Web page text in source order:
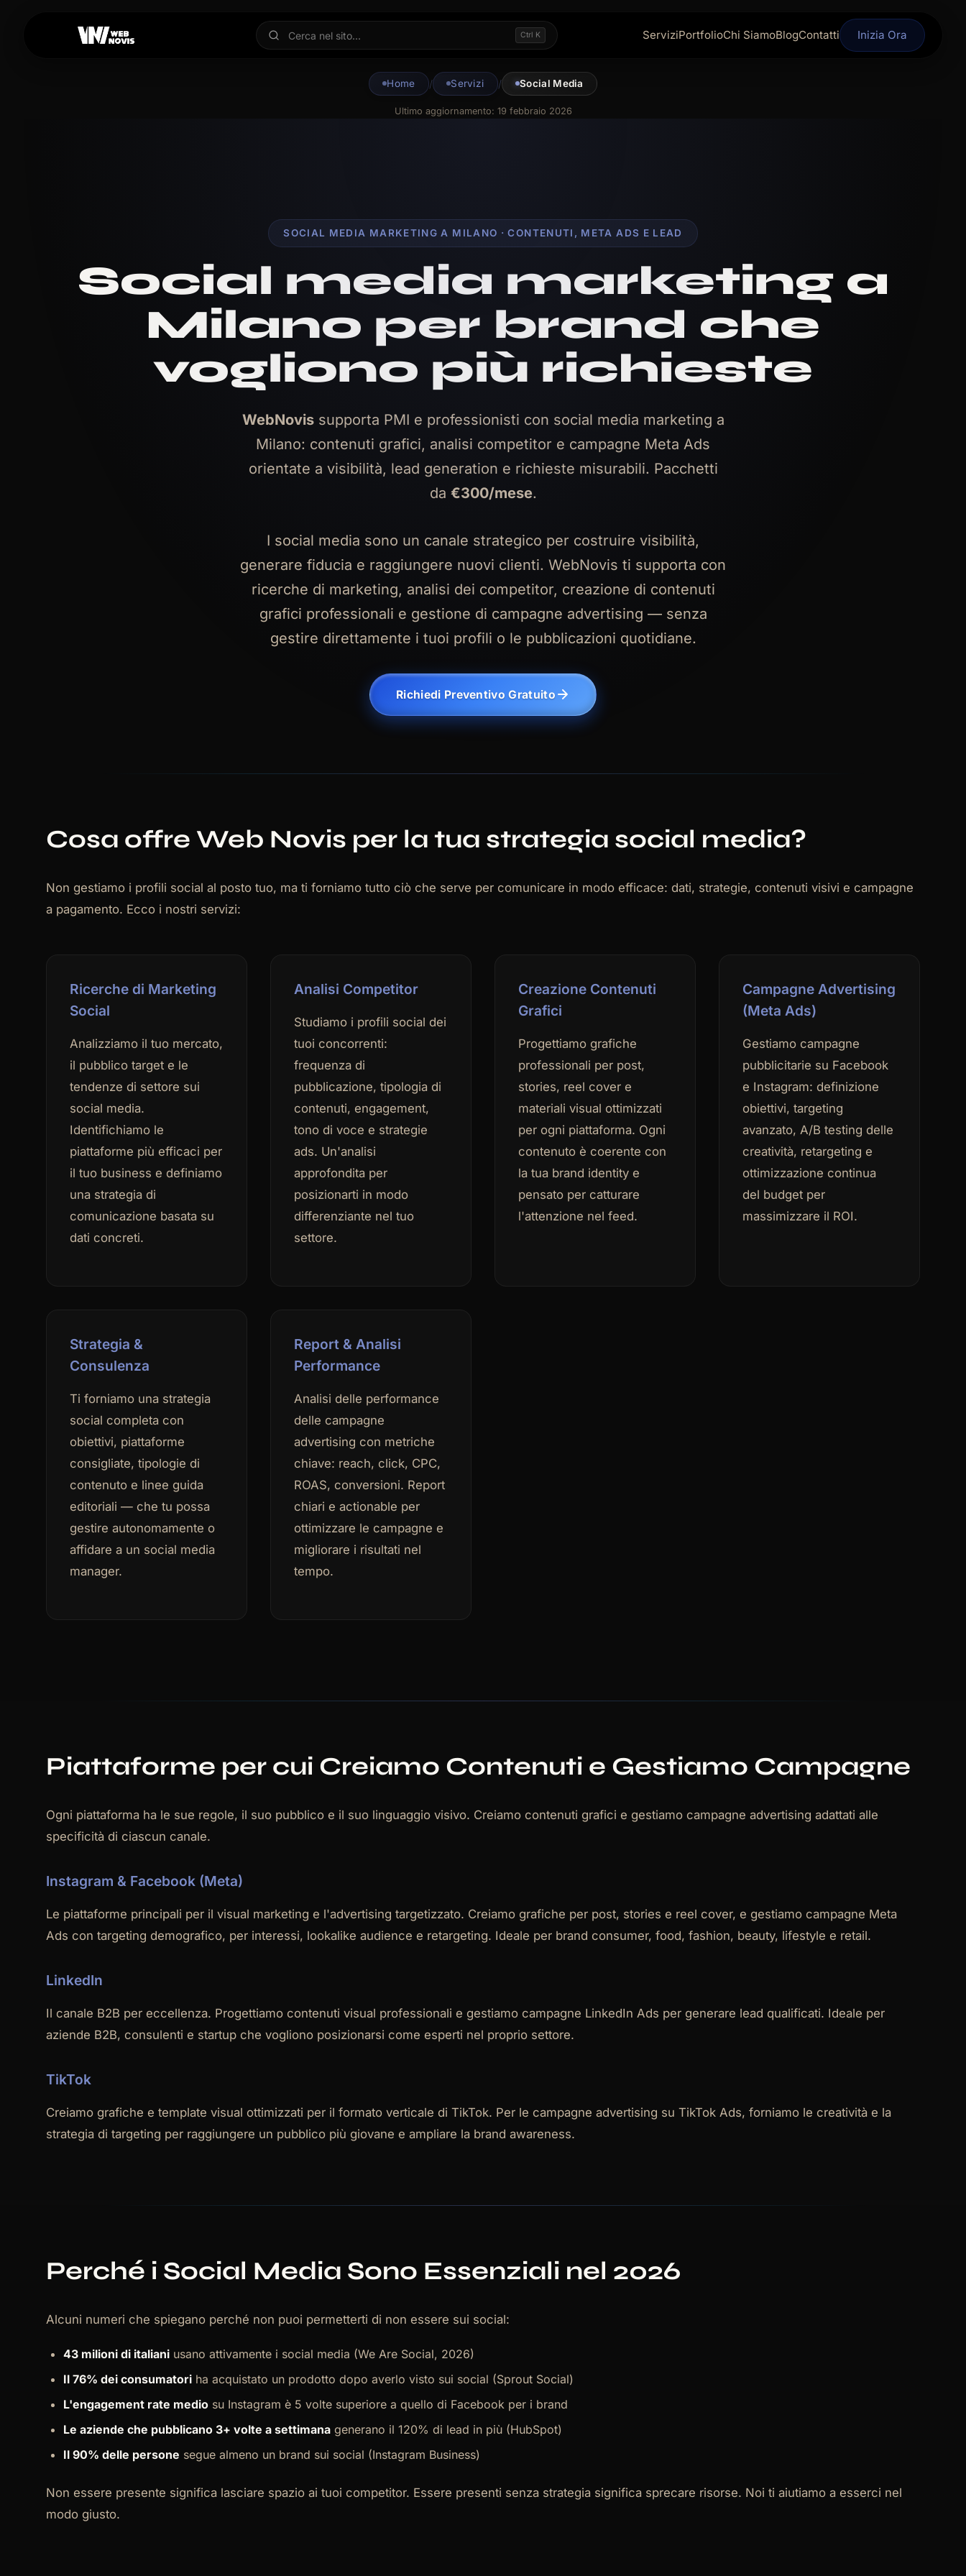
Ctrl K ServiziPortfolioChi SiamoBlogContatti Inizia Ora
Home / Servizi / Social Media
Ultimo aggiornamento: 19 febbraio 2026
SOCIAL MEDIA MARKETING A MILANO · CONTENUTI, META ADS E LEAD
Social media marketing a
Milano per brand che
vogliono più richieste
WebNovissupporta PMI e professionisti con social media marketing a
Milano: contenuti grafici, analisi competitor e campagne Meta Ads
orientate a visibilità, lead generation e richieste misurabili. Pacchetti
da €300/mese.
I social media sono un canale strategico per costruire visibilità,
generare fiducia e raggiungere nuovi clienti. WebNovis ti supporta con
ricerche di marketing, analisi dei competitor, creazione di contenuti
grafici professionali e gestione di campagne advertising — senza
gestire direttamente i tuoi profili o le pubblicazioni quotidiane.
Richiedi Preventivo Gratuito
Cosa offre Web Novis per la tua strategia social media?
Non gestiamo i profili social al posto tuo, ma ti forniamo tutto ciò che serve per comunicare in modo efficace: dati, strategie, contenuti visivi e campagne
a pagamento. Ecco i nostri servizi:
Ricerche di Marketing
Social
Analizziamo il tuo mercato,
il pubblico target e le
tendenze di settore sui
social media.
Identifichiamo le
piattaforme più efficaci per
il tuo business e definiamo
una strategia di
comunicazione basata su
dati concreti.
Analisi Competitor
Studiamo i profili social dei
tuoi concorrenti:
frequenza di
pubblicazione, tipologia di
contenuti, engagement,
tono di voce e strategie
ads. Un'analisi
approfondita per
posizionarti in modo
differenziante nel tuo
settore.
Creazione Contenuti
Grafici
Progettiamo grafiche
professionali per post,
stories, reel cover e
materiali visual ottimizzati
per ogni piattaforma. Ogni
contenuto è coerente con
la tua brand identity e
pensato per catturare
l'attenzione nel feed.
Campagne Advertising
(Meta Ads)
Gestiamo campagne
pubblicitarie su Facebook
e Instagram: definizione
obiettivi, targeting
avanzato, A/B testing delle
creatività, retargeting e
ottimizzazione continua
del budget per
massimizzare il ROI.
Strategia &
Consulenza
Ti forniamo una strategia
social completa con
obiettivi, piattaforme
consigliate, tipologie di
contenuto e linee guida
editoriali — che tu possa
gestire autonomamente o
affidare a un social media
manager.
Report & Analisi
Performance
Analisi delle performance
delle campagne
advertising con metriche
chiave: reach, click, CPC,
ROAS, conversioni. Report
chiari e actionable per
ottimizzare le campagne e
migliorare i risultati nel
tempo.
Piattaforme per cui Creiamo Contenuti e Gestiamo Campagne
Ogni piattaforma ha le sue regole, il suo pubblico e il suo linguaggio visivo. Creiamo contenuti grafici e gestiamo campagne advertising adattati alle
specificità di ciascun canale.
Instagram & Facebook (Meta)
Le piattaforme principali per il visual marketing e l'advertising targetizzato. Creiamo grafiche per post, stories e reel cover, e gestiamo campagne Meta
Ads con targeting demografico, per interessi, lookalike audience e retargeting. Ideale per brand consumer, food, fashion, beauty, lifestyle e retail.
LinkedIn
Il canale B2B per eccellenza. Progettiamo contenuti visual professionali e gestiamo campagne LinkedIn Ads per generare lead qualificati. Ideale per
aziende B2B, consulenti e startup che vogliono posizionarsi come esperti nel proprio settore.
TikTok
Creiamo grafiche e template visual ottimizzati per il formato verticale di TikTok. Per le campagne advertising su TikTok Ads, forniamo le creatività e la
strategia di targeting per raggiungere un pubblico più giovane e ampliare la brand awareness.
Perché i Social Media Sono Essenziali nel 2026
Alcuni numeri che spiegano perché non puoi permetterti di non essere sui social:
43 milioni di italiani usano attivamente i social media (We Are Social, 2026)
Il 76% dei consumatori ha acquistato un prodotto dopo averlo visto sui social (Sprout Social)
L'engagement rate medio su Instagram è 5 volte superiore a quello di Facebook per i brand
Le aziende che pubblicano 3+ volte a settimana generano il 120% di lead in più (HubSpot)
Il 90% delle persone segue almeno un brand sui social (Instagram Business)
Non essere presente significa lasciare spazio ai tuoi competitor. Essere presenti senza strategia significa sprecare risorse. Noi ti aiutiamo a esserci nel
modo giusto.